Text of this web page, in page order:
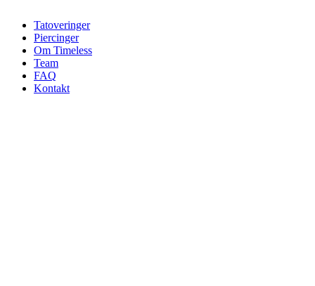
Tatoveringer
Piercinger
Om Timeless
Team
FAQ
Kontakt